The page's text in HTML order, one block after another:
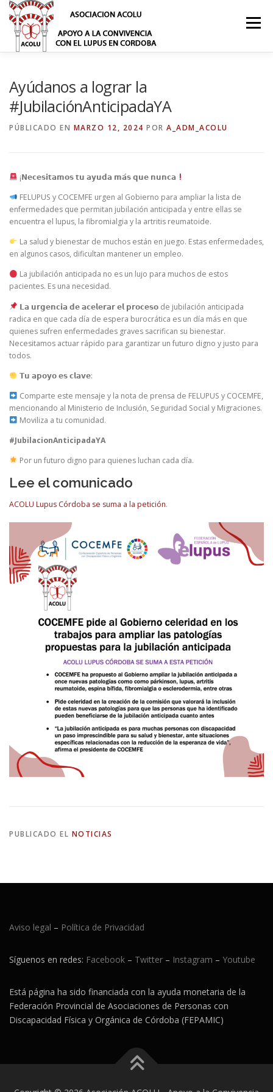
Saltar
contenido
Menú
Ayúdanos a lograr la
#JubilaciónAnticipadaYA
PÚBLICADO EN MARZO 12, 2024 POR A_ADM_ACOLU
¡𝗡𝗲𝗰𝗲𝘀𝗶𝘁𝗮𝗺𝗼𝘀 𝘁𝘂 𝗮𝘆𝘂𝗱𝗮 𝗺𝗮́𝘀 𝗾𝘂𝗲 𝗻𝘂𝗻𝗰𝗮
FELUPUS y COCEMFE urgen al Gobierno para ampliar la lista de
enfermedades que permitan jubilación anticipada y entre ellas se
encuentra el lupus, la fibromialgia y la artritis reumatoide.
La salud y bienestar de muchos están en juego. Estas enfermedades,
en algunos casos, dificultan mantener un empleo.
La jubilación anticipada no es un lujo para muchos de estos
pacientes. Es una necesidad.
𝗟𝗮 𝘂𝗿𝗴𝗲𝗻𝗰𝗶𝗮 𝗱𝗲 𝗮𝗰𝗲𝗹𝗲𝗿𝗮𝗿 𝗲𝗹 𝗽𝗿𝗼𝗰𝗲𝘀𝗼 de jubilación anticipada
radica en que cada día de espera burocrática es un día más en que
quienes sufren enfermedades graves sacrifican su bienestar.
Necesitamos actuar rápido para garantizar un futuro digno y justo para
todos.
𝗧𝘂 𝗮𝗽𝗼𝘆𝗼 𝗲𝘀 𝗰𝗹𝗮𝘃𝗲:
Comparte este mensaje y la nota de prensa de FELUPUS y COCEMFE,
mencionando al Ministerio de Inclusión, Seguridad Social y Migraciones.
Moviliza a tu comunidad.
#JubilacionAnticipadaYA
Por un futuro digno para quienes luchan cada día.
Lee el comunicado
ACOLU Lupus Córdoba se suma a la petición.
PUBLICADO EL NOTICIAS
Aviso legal – Política de Privacidad
Síguenos en redes: Facebook – Twitter – Instagram – Youtube
Está página ha sido financiada con la ayuda monetaria de la
Federación Provincial de Asociaciones de Personas con
Discapacidad Física y Orgánica de Córdoba (FEPAMIC)